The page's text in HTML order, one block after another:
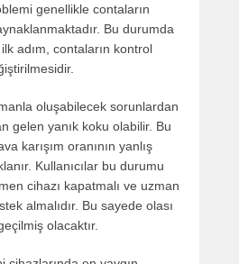
genellikle contaların
Bu durumda
adım, contaların kontrol
oluşabilecek sorunlardan
gelen yanık koku olabilir. Bu
karışım oranının yanlış
Kullanıcılar bu durumu
cihazı kapatmalı ve uzman
almalıdır. Bu sayede olası
olacaktır.